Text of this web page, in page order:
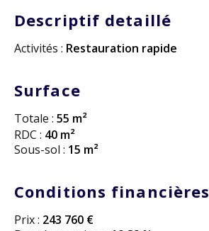
Descriptif detaillé
Activités : Restauration rapide
Surface
Totale : 55 m²
RDC : 40 m²
Sous-sol : 15 m²
Conditions financières
Prix : 243 760 €